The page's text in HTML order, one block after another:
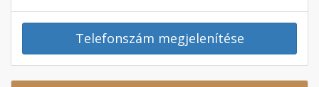
Telefonszám megjelenítése